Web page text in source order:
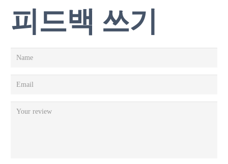
피드백 쓰기